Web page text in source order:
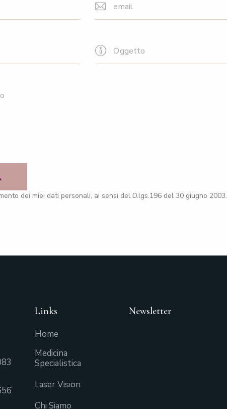
dei miei dati personali, ai sensi del D.lgs.196 del 30 giugno 2003.
Links
Home
Medicina
Specialistica
Laser Vision
Chi Siamo
Newsletter